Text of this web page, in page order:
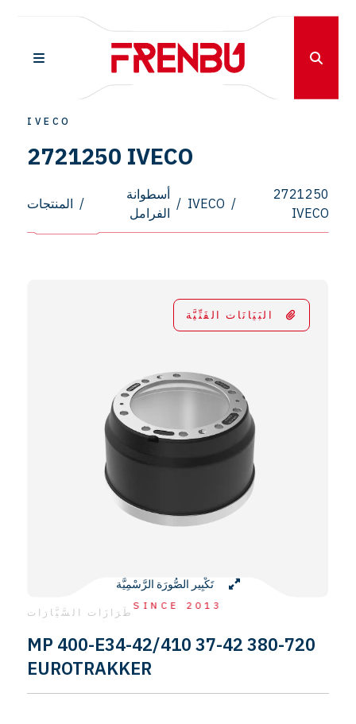
SINCE 2013
IVECO
2721250 IVECO
المنتجات /
أسطوانة
الفرامل
/ IVECO /
2721250
IVECO
البَيَانَات الفَنِّيَّة
تَكْبِير الصُّورَة الرَّسْمِيَّة
طَرَازَات السَّيَّارَات
MP 400-E34-42/410 37-42 380-720
EUROTRAKKER